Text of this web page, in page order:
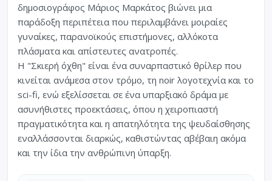
δημοσιογράφος Μάριος Μαρκάτος βιώνει μια
παράδοξη περιπέτεια που περιλαμβάνει μοιραίες
γυναίκες, παρανοϊκούς επιστήμονες, αλλόκοτα
πλάσματα και απίστευτες ανατροπές.
Η "Σκιερή όχθη" είναι ένα συναρπαστικό θρίλερ που
κινείται ανάμεσα στον τρόμο, τη noir λογοτεχνία και το
sci-fi, ενώ εξελίσσεται σε ένα υπαρξιακό δράμα με
ασυνήθιστες προεκτάσεις, όπου η χειροπιαστή
πραγματικότητα και η απατηλότητα της ψευδαίσθησης
εναλλάσσονται διαρκώς, καθιστώντας αβέβαιη ακόμα
και την ίδια την ανθρώπινη ύπαρξη.